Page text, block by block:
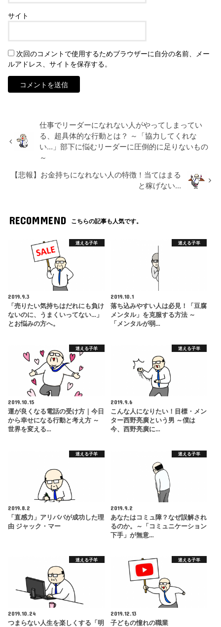
サイト
次回のコメントで使用するためブラウザーに自分の名前、メー
ルアドレス、サイトを保存する。
仕事でリーダーになれない人がやってしまってい
る、超具体的な行動とは？ ～「協力してくれな
い…」部下に悩むリーダーに圧倒的に足りないもの
～
【悲報】お金持ちになれない人の特徴！当てはまる
と稼げない…
RECOMMEND こちらの記事も人気です。
迷える子羊
2019.9.3
「売りたい気持ちはだれにも負け
ないのに、うまくいってない…」
とお悩みの方へ。
迷える子羊
2019.10.1
落ち込みやすい人は必見！「豆腐
メンタル」を克服する方法 ～
「メンタルが弱…
迷える子羊
2019.10.15
運が良くなる電話の受け方｜今日
から幸せになる行動と考え方 ～
世界を変える…
迷える子羊
2019.9.6
こんな人になりたい！目標・メン
ター西野亮廣という男 ～僕は
今、西野亮廣に…
迷える子羊
2019.8.2
「直感力」アリババが成功した理
由 ジャック・マー
迷える子羊
2019.9.2
あなたはコミュ障？なぜ誤解され
るのか。～「コミュニケーション
下手」が無意…
迷える子羊
2019.10.24
つまらない人生を楽しくする「明
迷える子羊
2019.12.13
子どもの憧れの職業